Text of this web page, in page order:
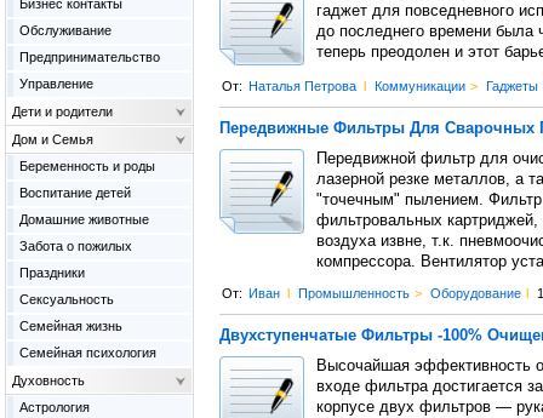
гаджет для повседневного
до последнего времени была
теперь преодолен и этот
От: Наталья Петрова l Коммуникации > Гаджеты
Передвижные Фильтры Для Сварочных
Передвижной фильтр для
лазерной резке металлов, а
"точечным" пылением.
фильтровальных картриджей,
воздуха извне, т.к.
компрессора. Вентилятор
От: Иван l Промышленность > Оборудование l
Двухступенчатые Фильтры -100%
Высочайшая эффективность
входе фильтра достигается
корпусе двух фильтров —
Бизнес контакты
Обслуживание
Предпринимательство
Управление
Дети и родители
Дом и Семья
Беременность и роды
Воспитание детей
Домашние животные
Забота о пожилых
Праздники
Сексуальность
Семейная жизнь
Семейная психология
Духовность
Астрология